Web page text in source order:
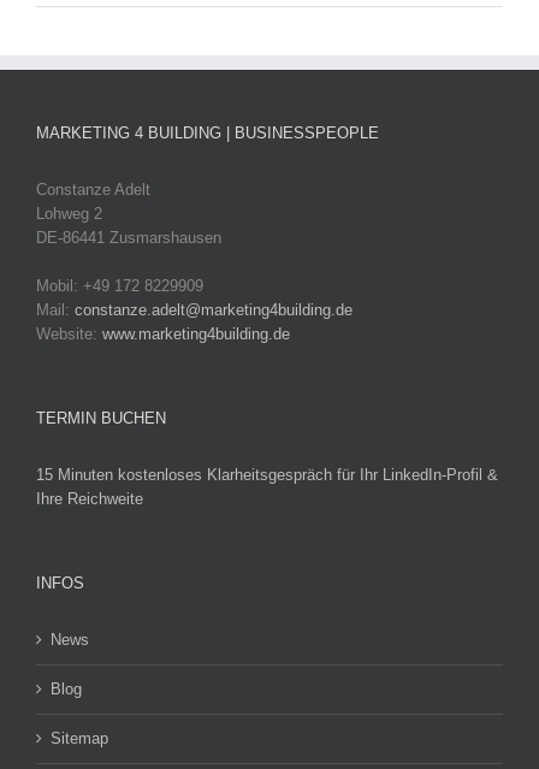
MARKETING 4 BUILDING | BUSINESSPEOPLE
Constanze Adelt
Lohweg 2
DE-86441 Zusmarshausen
Mobil: +49 172 8229909
Mail: constanze.adelt@marketing4building.de
Website: www.marketing4building.de
TERMIN BUCHEN
15 Minuten kostenloses Klarheitsgespräch für Ihr LinkedIn-Profil &
Ihre Reichweite
INFOS
News
Blog
Sitemap